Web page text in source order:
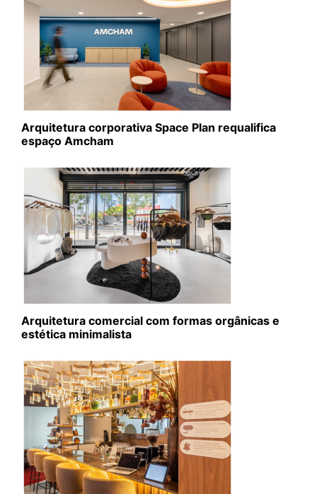
Arquitetura corporativa Space Plan requalifica
espaço Amcham
Arquitetura comercial com formas orgânicas e
estética minimalista